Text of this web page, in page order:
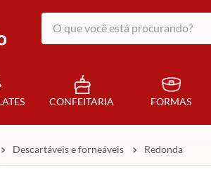
O que você está procurando?
CONFEITARIA FORMAS
descartáveis e forneáveis redonda